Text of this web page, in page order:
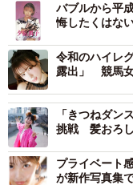
バブルから平
悔したくはな
令和のハイレ
露出」 競馬女
「きつねダン
挑戦 髪おろし
プライベート
が新作写真集